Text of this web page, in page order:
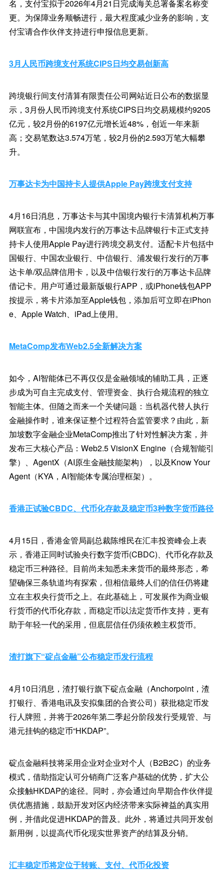
名，支付宝拟于2026年4月21日完成海关总署备案名称变
更。为保障业务顺畅进行，最大程度减少业务的影响，支
付宝请合作伙伴支持进行申报信息更新。
3月人民币跨境支付系统CIPS日均交易创新高
跨境银行间支付清算有限责任公司网站近日公布的数据显
示，3月份人民币跨境支付系统CIPS日均交易规模约9205
亿元，较2月份的6197亿元增长近48%，创近一年来新
高；交易笔数达3.574万笔，较2月份的2.593万笔大幅攀
升。
万事达卡为中国持卡人提供Apple Pay跨境支付支持
4月16日消息，万事达卡与其中国境内银行卡清算机构万事
网联宣布，中国境内发行的万事达卡品牌银行卡正式支持
持卡人使用Apple Pay进行跨境交易支付。适配卡片包括中
国银行、中国农业银行、中信银行、浦发银行发行的万事
达卡单/双品牌信用卡，以及中信银行发行的万事达卡品牌
借记卡。用户可通过最新版银行APP，或iPhone钱包APP
按提示，将卡片添加至Apple钱包，添加后可立即在iPhon
e、Apple Watch、iPad上使用。
MetaComp发布Web2.5全新解决方案
如今，AI智能体已不再仅仅是金融领域的辅助工具，正逐
步成为可自主完成支付、管理资金、执行合规流程的独立
智能主体。但随之而来一个关键问题：当机器代替人执行
金融操作时，谁来保证整个过程符合监管要求？由此，新
加坡数字金融企业MetaComp推出了针对性解决方案，并
发布三大核心产品：Web2.5 VisionX Engine（合规智能引
擎）、AgentX（AI原生金融技能架构），以及Know Your
Agent（KYA，AI智能体专属治理框架）。
香港正试验CBDC、代币化存款及稳定币3种数字货币路径
4月15日，香港金管局副总裁陈维民在汇丰投资峰会上表
示，香港正同时试验央行数字货币(CBDC)、代币化存款及
稳定币三种路径。目前尚未知悉未来货币的最终形态，希
望确保三条轨道均有探索，但相信最终人们的信任仍将建
立在主权央行货币之上。在此基础上，可发展作为商业银
行货币的代币化存款，而稳定币以法定货币作支持，更有
助于年轻一代的采用，但底层信任仍须依赖主权货币。
渣打旗下“碇点金融”公布稳定币发行流程
4月10日消息，渣打银行旗下碇点金融（Anchorpoint，渣
打银行、香港电讯及安拟集团的合资公司）获批稳定币发
行人牌照，并将于2026年第二季起分阶段发行受规管、与
港元挂钩的稳定币“HKDAP”。
碇点金融科技将采用企业对企业对个人（B2B2C）的业务
模式，借助指定认可分销商广泛客户基础的优势，扩大公
众接触HKDAP的途径。同时，亦会通过向早期合作伙伴提
供优惠措施，鼓励开发对区内经济带来实际裨益的真实用
例，并借此促进HKDAP的普及。此外，将通过共同开发创
新用例，以提高代币化现实世界资产的结算及分销。
汇丰稳定币将定位于转账、支付、代币化投资